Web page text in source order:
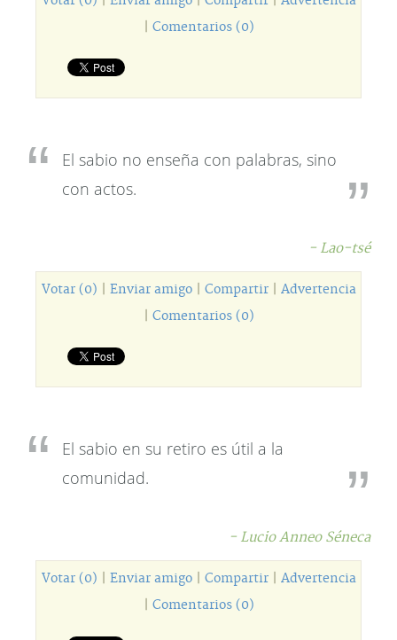
Comentarios (0)
El sabio no enseña con palabras, sino
con actos.
- Lao-tsé
Votar (0) Enviar amigo| Compartir| Advertencia
Comentarios (0)
El sabio en su retiro es útil a la
comunidad.
- Lucio Anneo Séneca
Votar (0) Enviar amigo| Compartir| Advertencia
Comentarios (0)